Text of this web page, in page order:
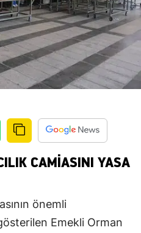
CAMIASINI YASA
önemli
Emekli Orman